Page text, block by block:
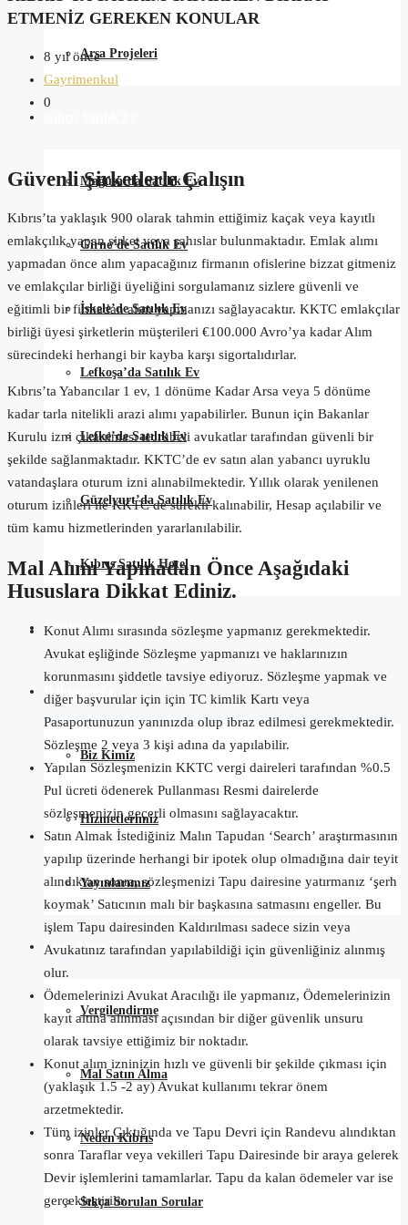
Arsa Projeleri
Mağusa’da Satılık Ev
Girne’de Satılık Ev
İskele’de Satılık Ev
Lefkoşa’da Satılık Ev
Lefke’de Satılık Ev
Güzelyurt’da Satılık Ev
Kıbrıs Satılık Hotel
Günlük Kiralık
Hakkımızda
Biz Kimiz
Hizmetlerimiz
Yayınlarımız
Satın Alma Rehberi
Vergilendirme
Mal Satın Alma
Neden Kıbrıs
Sıkça Sorulan Sorular
ETMENİZ GEREKEN KONULAR
8 yıl önce
Gayrimenkul
0
Güvenli Şirketlerle Çalışın
Kıbrıs’ta yaklaşık 900 olarak tahmin ettiğimiz kaçak veya kayıtlı
emlakçılık yapan şirket veya şahıslar bulunmaktadır. Emlak alımı
yapmadan önce alım yapacağınız firmanın ofislerine bizzat gitmeniz
ve emlakçılar birliği üyeliğini sorgulamanız sizlere güvenli ve
eğitimli bir firmadan alım yapmanızı sağlayacaktır. KKTC emlakçılar
birliği üyesi şirketlerin müşterileri €100.000 Avro’ya kadar Alım
sürecindeki herhangi bir kayba karşı sigortalıdırlar.
Kıbrıs’ta Yabancılar 1 ev, 1 dönüme Kadar Arsa veya 5 dönüme
kadar tarla nitelikli arazi alımı yapabilirler. Bunun için Bakanlar
Kurulu izni çıkarılması tecrübeli avukatlar tarafından güvenli bir
şekilde sağlanmaktadır. KKTC’de ev satın alan yabancı uyruklu
vatandaşlara oturum izni alınabilmektedir. Yıllık olarak yenilenen
oturum izinleri ile KKTC de sürekli kalınabilir, Hesap açılabilir ve
tüm kamu hizmetlerinden yararlanılabilir.
Mal Alımı Yapmadan Önce Aşağıdaki
Hususlara Dikkat Ediniz.
Konut Alımı sırasında sözleşme yapmanız gerekmektedir.
Avukat eşliğinde Sözleşme yapmanızı ve haklarınızın
korunmasını şiddetle tavsiye ediyoruz. Sözleşme yapmak ve
diğer başvurular için için TC kimlik Kartı veya
Pasaportunuzun yanınızda olup ibraz edilmesi gerekmektedir.
Sözleşme 2 veya 3 kişi adına da yapılabilir.
Yapılan Sözleşmenizin KKTC vergi daireleri tarafından %0.5
Pul ücreti ödenerek Pullanması Resmi dairelerde
sözleşmenizin geçerli olmasını sağlayacaktır.
Satın Almak İstediğiniz Malın Tapudan ‘Search’ araştırmasının
yapılıp üzerinde herhangi bir ipotek olup olmadığına dair teyit
alındıktan sonra, sözleşmenizi Tapu dairesine yatırmanız ‘şerh
koymak’ Satıcının malı bir başkasına satmasını engeller. Bu
işlem Tapu dairesinden Kaldırılması sadece sizin veya
Avukatınız tarafından yapılabildiği için güvenliğiniz alınmış
olur.
Ödemelerinizi Avukat Aracılığı ile yapmanız, Ödemelerinizin
kayıt altına alınması açısından bir diğer güvenlik unsuru
olarak tavsiye ettiğimiz bir noktadır.
Konut alım izninizin hızlı ve güvenli bir şekilde çıkması için
(yaklaşık 1.5 -2 ay) Avukat kullanımı tekrar önem
arzetmektedir.
Tüm izinler Çıktığında ve Tapu Devri için Randevu alındıktan
sonra Taraflar veya vekilleri Tapu Dairesinde bir araya gelerek
Devir işlemlerini tamamlarlar. Tapu da kalan ödemeler var ise
gerçekleştirilir.